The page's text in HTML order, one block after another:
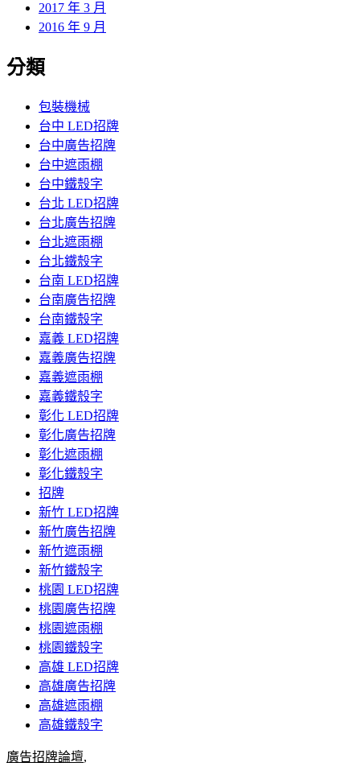
2017 年 3 月
2016 年 9 月
分類
包裝機械
台中 LED招牌
台中廣告招牌
台中遮雨棚
台中鐵殼字
台北 LED招牌
台北廣告招牌
台北遮雨棚
台北鐵殼字
台南 LED招牌
台南廣告招牌
台南鐵殼字
嘉義 LED招牌
嘉義廣告招牌
嘉義遮雨棚
嘉義鐵殼字
彰化 LED招牌
彰化廣告招牌
彰化遮雨棚
彰化鐵殼字
招牌
新竹 LED招牌
新竹廣告招牌
新竹遮雨棚
新竹鐵殼字
桃園 LED招牌
桃園廣告招牌
桃園遮雨棚
桃園鐵殼字
高雄 LED招牌
高雄廣告招牌
高雄遮雨棚
高雄鐵殼字
廣告招牌論壇,